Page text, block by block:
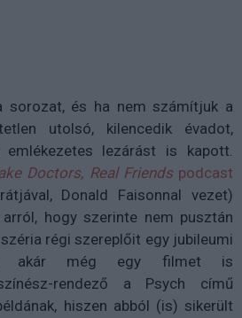
sorozat, és ha nem számítjuk a
utolsó, kilencedik évadot,
emlékezetes lezárást is kapott.
Doctors, Real Friendspodcast
Donald Faisonnal vezet)
hogy szerinte nem pusztán
régi szereplőit egy jubileumi
akár még egy filmet is
rendező a Psych című
hiszen abból (is) sikerült